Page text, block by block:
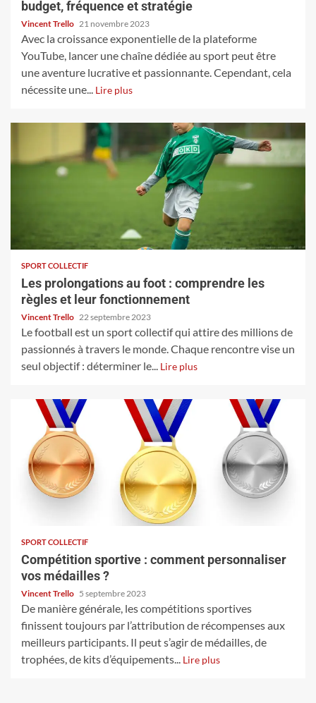
budget, fréquence et stratégie
Vincent Trello 21 novembre 2023
Avec la croissance exponentielle de la plateforme
YouTube, lancer une chaîne dédiée au sport peut être
une aventure lucrative et passionnante. Cependant, cela
nécessite une... Lire plus
SPORT COLLECTIF
Les prolongations au foot : comprendre les
règles et leur fonctionnement
Vincent Trello 22 septembre 2023
Le football est un sport collectif qui attire des millions de
passionnés à travers le monde. Chaque rencontre vise un
seul objectif : déterminer le... Lire plus
SPORT COLLECTIF
Compétition sportive : comment personnaliser
vos médailles ?
Vincent Trello 5 septembre 2023
De manière générale, les compétitions sportives
finissent toujours par l’attribution de récompenses aux
meilleurs participants. Il peut s’agir de médailles, de
trophées, de kits d’équipements... Lire plus